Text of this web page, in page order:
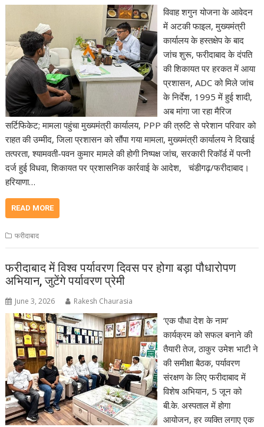
विवाह शगुन योजना के आवेदन
में अटकी फाइल, मुख्यमंत्री
कार्यालय के हस्तक्षेप के बाद
जांच शुरू, फरीदाबाद के दंपति
की शिकायत पर हरकत में आया
प्रशासन, ADC को मिले जांच
के निर्देश, 1995 में हुई शादी,
अब मांगा जा रहा मैरिज
सर्टिफिकेट; मामला पहुंचा मुख्यमंत्री कार्यालय, PPP की त्रुटि से परेशान परिवार को
राहत की उम्मीद, जिला प्रशासन को सौंपा गया मामला, मुख्यमंत्री कार्यालय ने दिखाई
तत्परता, श्यामवती-पवन कुमार मामले की होगी निष्पक्ष जांच, सरकारी रिकॉर्ड में पत्नी
दर्ज हुई विधवा, शिकायत पर प्रशासनिक कार्रवाई के आदेश, चंडीगढ़/फरीदाबाद।
हरियाणा…
READ MORE
फरीदाबाद
फरीदाबाद में विश्व पर्यावरण दिवस पर होगा बड़ा पौधारोपण
अभियान, जुटेंगे पर्यावरण प्रेमी
June 3, 2026 Rakesh Chaurasia
‘एक पौधा देश के नाम’
कार्यक्रम को सफल बनाने की
तैयारी तेज, ठाकुर उमेश भाटी ने
की समीक्षा बैठक, पर्यावरण
संरक्षण के लिए फरीदाबाद में
विशेष अभियान, 5 जून को
बी.के. अस्पताल में होगा
आयोजन, हर व्यक्ति लगाए एक